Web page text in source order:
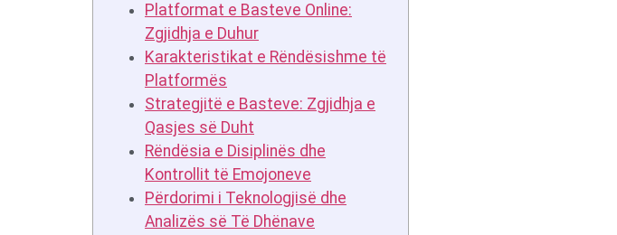
Platformat e Basteve Online:
Zgjidhja e Duhur
Karakteristikat e Rëndësishme të
Platformës
Strategjitë e Basteve: Zgjidhja e
Qasjes së Duht
Rëndësia e Disiplinës dhe
Kontrollit të Emojoneve
Përdorimi i Teknologjisë dhe
Analizës së Të Dhënave